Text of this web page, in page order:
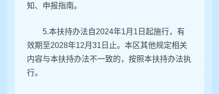
知、申报指南。
5.本扶持办法自2024年1月1日起施行，有
效期至2028年12月31日止。本区其他规定相关
内容与本扶持办法不一致的，按照本扶持办法执
行。